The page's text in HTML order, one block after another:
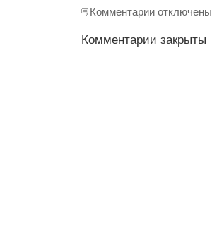
Комментарии отключены
Комментарии закрыты